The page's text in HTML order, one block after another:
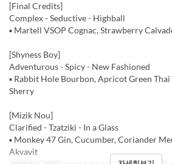
[Final Credits]
Complex - Seductive - Highball
▪️ Martell VSOP Cognac, Strawberry
[Shyness Boy]
Adventurous - Spicy - New Fashioned
▪️ Rabbit Hole Bourbon, Apricot Green
Sherry
[Mizik Nou]
Clarified - Tzatziki - In a Glass
▪️ Monkey 47 Gin, Cucumber, Coriander
Akvavit